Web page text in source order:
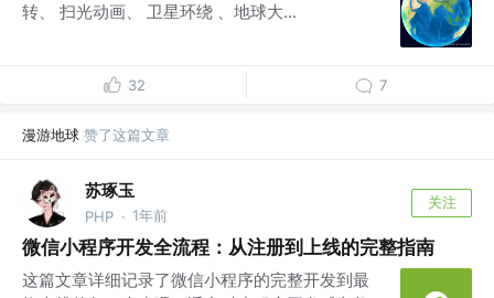
转、 扫光动画、 卫星环绕 、地球大...
32 7
漫游地球 赞了这篇文章
苏琢玉
PHP · 1年前
关注
微信小程序开发全流程：从注册到上线的完整指南
这篇文章详细记录了微信小程序的完整开发到最